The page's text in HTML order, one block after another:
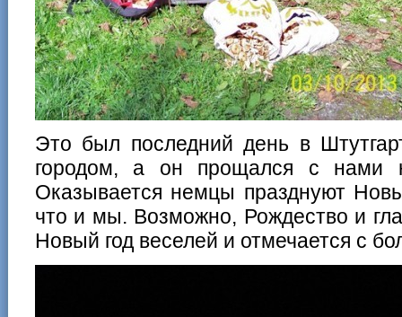
Это был последний день в
городом, а он прощался с нами
Оказывается немцы празднуют
что и мы. Возможно, Рождество и
Новый год веселей и отмечается с